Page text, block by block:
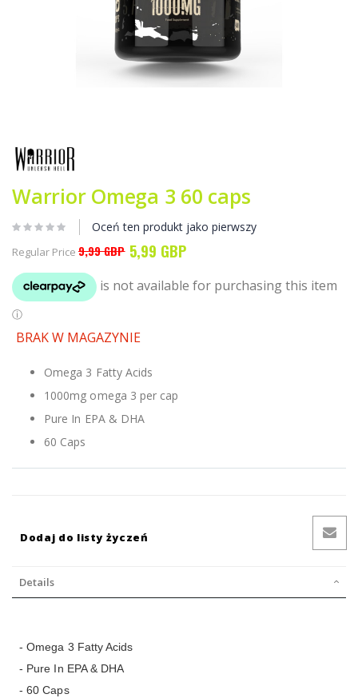
początek
galerii
Warrior Omega 3 60 caps
Oceń ten produkt jako pierwszy
Regular Price 9,99 GBP Special
Price
5,99 GBP
BRAK W MAGAZYNIE
Omega 3 Fatty Acids
1000mg omega 3 per cap
Pure In EPA & DHA
60 Caps
Dodaj do listy życzeń
Details
- Omega 3 Fatty Acids
- Pure In EPA & DHA
- 60 Caps